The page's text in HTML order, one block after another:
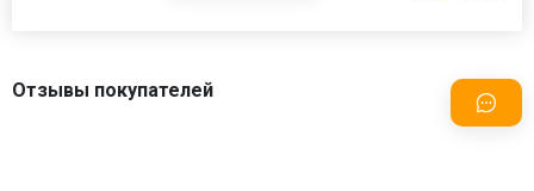
Отзывы покупателей